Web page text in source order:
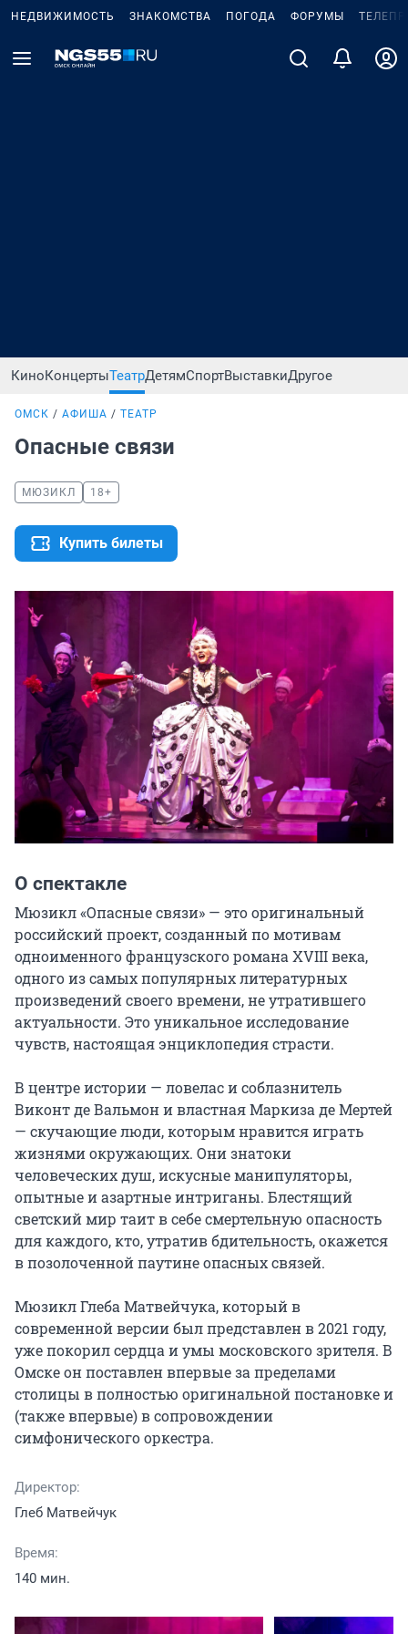
НЕДВИЖИМОСТЬ ЗНАКОМСТВА ПОГОДА ФОРУМЫ
КиноКонцертыТеатрДетямСпортВыставкиДругое
ОМСК АФИША ТЕАТР
Опасные связи
МЮЗИКЛ 18+
Купить билеты
О спектакле
Мюзикл «Опасные связи» — это оригинальный
российский проект, созданный по мотивам
одноименного французского романа XVIII века,
одного из самых популярных литературных
произведений своего времени, не утратившего
актуальности. Это уникальное исследование
чувств, настоящая энциклопедия страсти.
В центре истории — ловелас и соблазнитель
Виконт де Вальмон и властная Маркиза де Мертей
— скучающие люди, которым нравится играть
жизнями окружающих. Они знатоки
человеческих душ, искусные манипуляторы,
опытные и азартные интриганы. Блестящий
светский мир таит в себе смертельную опасность
для каждого, кто, утратив бдительность, окажется
в позолоченной паутине опасных связей.
Мюзикл Глеба Матвейчука, который в
современной версии был представлен в 2021 году,
уже покорил сердца и умы московского зрителя. В
Омске он поставлен впервые за пределами
столицы в полностью оригинальной постановке и
(также впервые) в сопровождении
симфонического оркестра.
Директор:
Глеб Матвейчук
Время:
140 мин.